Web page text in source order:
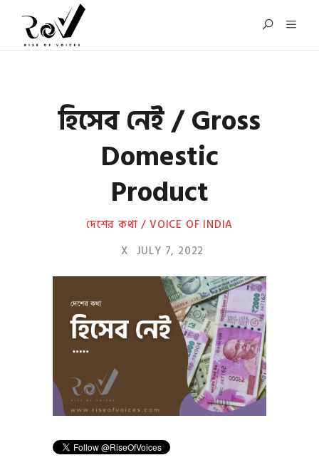
হিসেব নেই / Gross
Domestic
Product
দেশের কথা / VOICE OF INDIA
X JULY 7, 2022